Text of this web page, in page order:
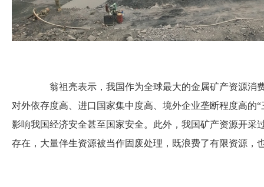
翁祖亮表示，我国作为全球最大的金属矿产资源消
对外依存度高、进口国家集中度高、境外企业垄断程度高的
影响我国经济安全甚至国家安全。此外，我国矿产资源开采
存在，大量伴生资源被当作固废处理，既浪费了有限资源，